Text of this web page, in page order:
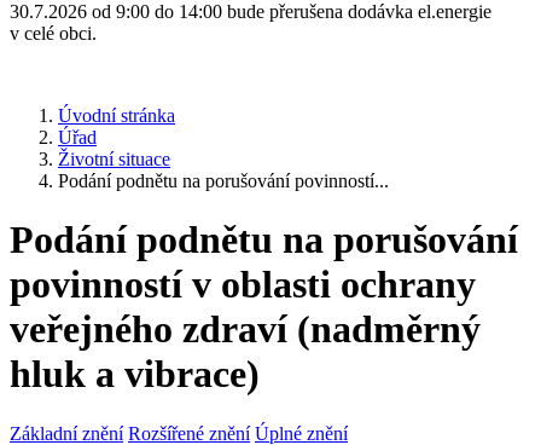
30.7.2026 od 9:00 do 14:00 bude přerušena dodávka el.energie
v celé obci.
Úvodní stránka
Úřad
Životní situace
Podání podnětu na porušování povinností...
Podání podnětu na porušování
povinností v oblasti ochrany
veřejného zdraví (nadměrný
hluk a vibrace)
Základní znění Rozšířené znění Úplné znění